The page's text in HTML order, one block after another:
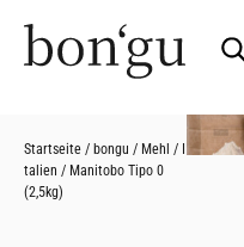
Startseite / bongu / Mehl /
talien / Manitobo Tipo 0
(2,5kg)